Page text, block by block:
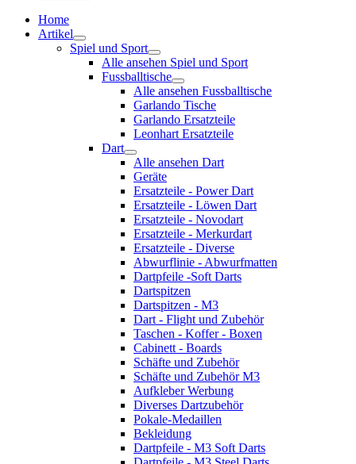
Home
Artikel
Spiel und Sport
Alle ansehen Spiel und Sport
Fussballtische
Alle ansehen Fussballtische
Garlando Tische
Garlando Ersatzteile
Leonhart Ersatzteile
Dart
Alle ansehen Dart
Geräte
Ersatzteile - Power Dart
Ersatzteile - Löwen Dart
Ersatzteile - Novodart
Ersatzteile - Merkurdart
Ersatzteile - Diverse
Abwurflinie - Abwurfmatten
Dartpfeile -Soft Darts
Dartspitzen
Dartspitzen - M3
Dart - Flight und Zubehör
Taschen - Koffer - Boxen
Cabinett - Boards
Schäfte und Zubehör
Schäfte und Zubehör M3
Aufkleber Werbung
Diverses Dartzubehör
Pokale-Medaillen
Bekleidung
Dartpfeile - M3 Soft Darts